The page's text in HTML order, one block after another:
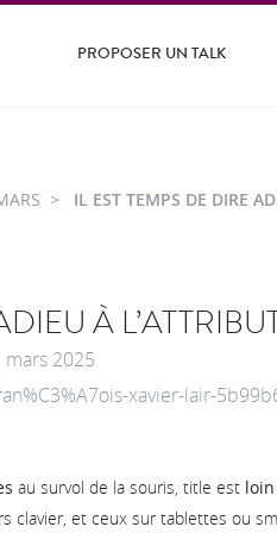
PROPOSER UN TALK
IL EST TEMPS DE DIRE
À
mars 2025
xavier-lair-
au survol de la souris, title est
clavier, et ceux sur tablettes ou